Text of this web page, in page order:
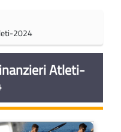
2024
Atleti-